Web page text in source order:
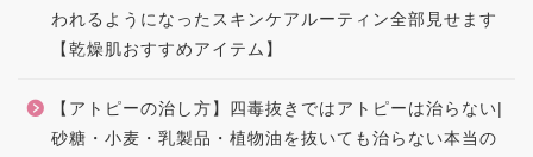
われるようになったスキンケアルーティン全部見せます
【乾燥肌おすすめアイテム】
【アトピーの治し方】四毒抜きではアトピーは治らない|
砂糖・小麦・乳製品・植物油を抜いても治らない本当の